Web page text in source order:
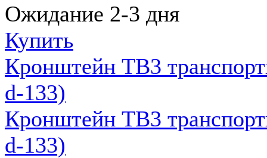
Ожидание 2-3 дня
Купить
Кронштейн ТВ3
d-133)
Кронштейн ТВ3
d-133)